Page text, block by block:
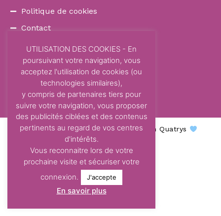
Politique de cookies
Contact
COORDONNÉES
87 Avenue Dom Vayssette
Route de Brens
81600 Gaillac
contact@centre-odelys.fr
Centre Odelys © 2026 - Une création Quatrys
UTILISATION DES COOKIES - En
poursuivant votre navigation, vous
acceptez l'utilisation de cookies (ou
technologies similaires),
y compris de partenaires tiers pour
suivre votre navigation, vous proposer
des publicités ciblées et des contenus
pertinents au regard de vos centres
d'intérêts.
Vous reconnaitre lors de votre
prochaine visite et sécuriser votre
connexion.
J'accepte
En savoir plus